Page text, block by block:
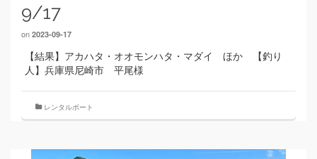
9/17
on 2023-09-17
【結果】アカハタ・オオモンハタ・マダイ ほか 【釣り
人】兵庫県尼崎市 平尾様
レンタルボート